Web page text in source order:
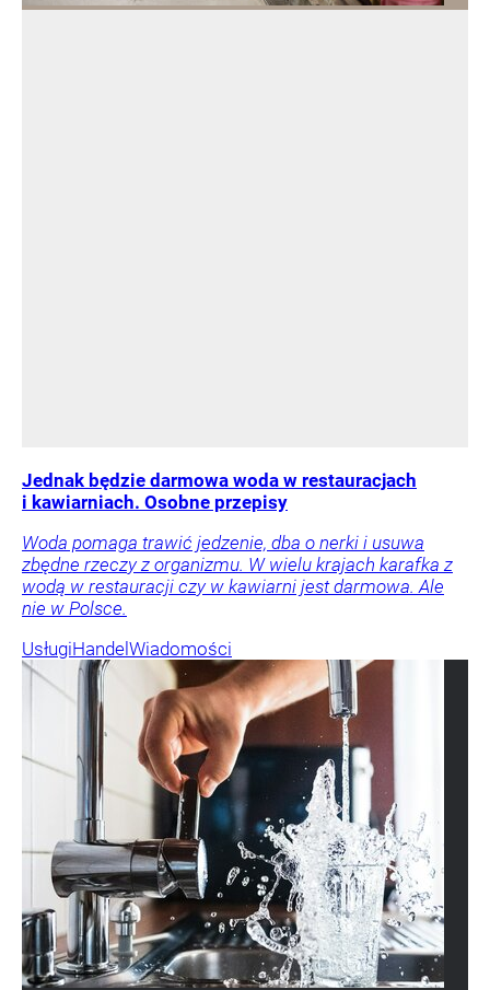
Jednak będzie darmowa woda w restauracjach
i kawiarniach. Osobne przepisy
Woda pomaga trawić jedzenie, dba o nerki i usuwa
zbędne rzeczy z organizmu. W wielu krajach karafka z
wodą w restauracji czy w kawiarni jest darmowa. Ale
nie w Polsce.
UsługiHandelWiadomości